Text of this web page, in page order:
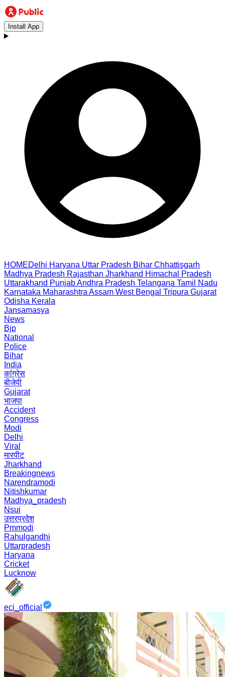
Install App
HOMEDelhi Haryana Uttar Pradesh Bihar Chhattisgarh
Madhya Pradesh Rajasthan Jharkhand Himachal Pradesh
Uttarakhand PunjabAndhra Pradesh Telangana Tamil Nadu
Karnataka Maharashtra Assam West Bengal Tripura Gujarat
Odisha Kerala
Jansamasya
News
Bjp
National
Police
Bihar
India
कांग्रेस
बीजेपी
Gujarat
भाजपा
Accident
Congress
Modi
Delhi
Viral
मारपीट
Jharkhand
Breakingnews
Narendramodi
Nitishkumar
Madhya_pradesh
Nsui
उत्तरप्रदेश
Pmmodi
Rahulgandhi
Uttarpradesh
Haryana
Cricket
Lucknow
eci_official